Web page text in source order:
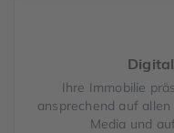
Ihre Immobilie
ansprechend auf
Media und